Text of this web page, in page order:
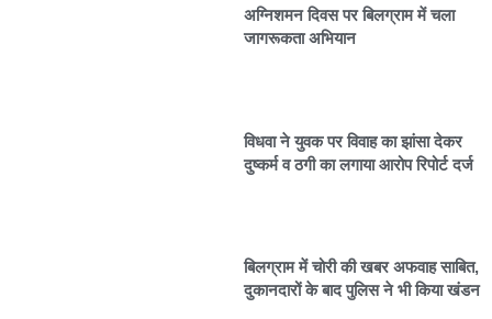
अग्निशमन दिवस पर बिलग्राम में चला
जागरूकता अभियान
विधवा ने युवक पर विवाह का झांसा देकर
दुष्कर्म व ठगी का लगाया आरोप रिपोर्ट दर्ज
बिलग्राम में चोरी की खबर अफवाह साबित,
दुकानदारों के बाद पुलिस ने भी किया खंडन